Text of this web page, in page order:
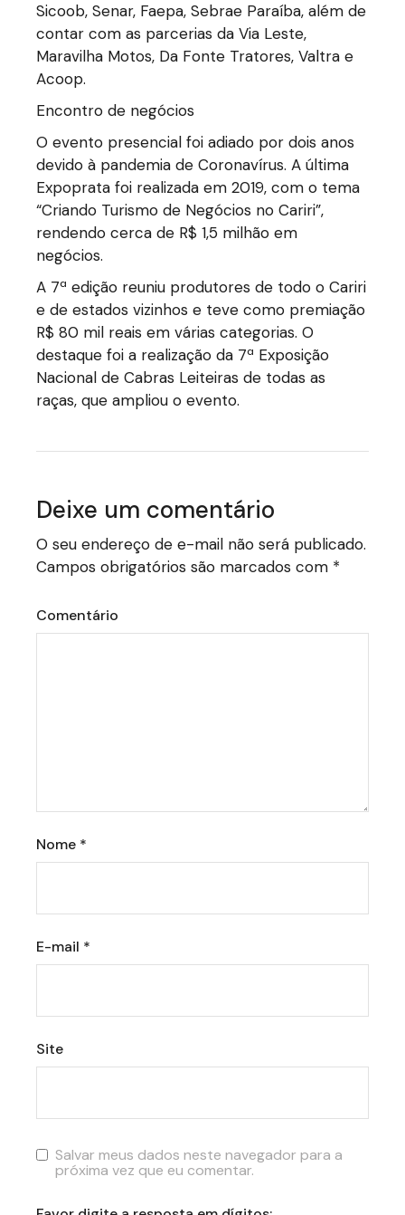
Sicoob, Senar, Faepa, Sebrae Paraíba, além de
contar com as parcerias da Via Leste,
Maravilha Motos, Da Fonte Tratores, Valtra e
Acoop.
Encontro de negócios
O evento presencial foi adiado por dois anos
devido à pandemia de Coronavírus. A última
Expoprata foi realizada em 2019, com o tema
“Criando Turismo de Negócios no Cariri”,
rendendo cerca de R$ 1,5 milhão em
negócios.
A 7ª edição reuniu produtores de todo o Cariri
e de estados vizinhos e teve como premiação
R$ 80 mil reais em várias categorias. O
destaque foi a realização da 7ª Exposição
Nacional de Cabras Leiteiras de todas as
raças, que ampliou o evento.
Deixe um comentário
O seu endereço de e-mail não será publicado.
Campos obrigatórios são marcados com *
Comentário
Nome *
E-mail *
Site
Salvar meus dados neste navegador para a
próxima vez que eu comentar.